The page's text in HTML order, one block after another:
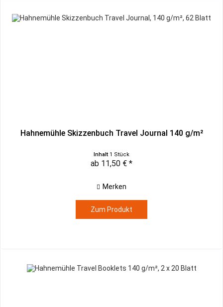
Hahnemühle Skizzenbuch Travel Journal 140 g/m²
Inhalt 1 Stück
ab 11,50 € *
Merken
Zum Produkt